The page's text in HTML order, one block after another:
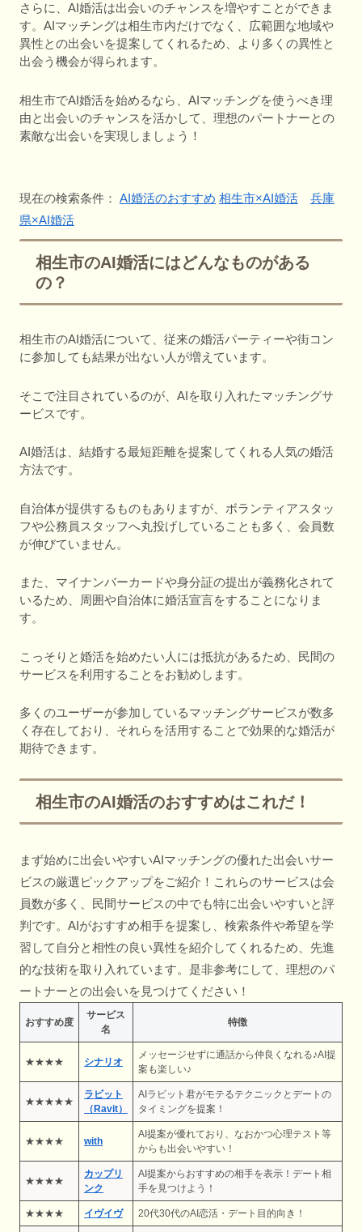
さらに、AI婚活は出会いのチャンスを増やすことができま
す。AIマッチングは相生市内だけでなく、広範囲な地域や
異性との出会いを提案してくれるため、より多くの異性と
出会う機会が得られます。
相生市でAI婚活を始めるなら、AIマッチングを使うべき理
由と出会いのチャンスを活かして、理想のパートナーとの
素敵な出会いを実現しましょう！
現在の検索条件： AI婚活のおすすめ 相生市×AI婚活
兵庫
県×AI婚活
相生市のAI婚活にはどんなものがある
の？
相生市のAI婚活について、従来の婚活パーティーや街コン
に参加しても結果が出ない人が増えています。
そこで注目されているのが、AIを取り入れたマッチングサ
ービスです。
AI婚活は、結婚する最短距離を提案してくれる人気の婚活
方法です。
自治体が提供するものもありますが、ボランティアスタッ
フや公務員スタッフへ丸投げしていることも多く、会員数
が伸びていません。
また、マイナンバーカードや身分証の提出が義務化されて
いるため、周囲や自治体に婚活宣言をすることになりま
す。
こっそりと婚活を始めたい人には抵抗があるため、民間の
サービスを利用することをお勧めします。
多くのユーザーが参加しているマッチングサービスが数多
く存在しており、それらを活用することで効果的な婚活が
期待できます。
相生市のAI婚活のおすすめはこれだ！
まず始めに出会いやすいAIマッチングの優れた出会いサー
ビスの厳選ピックアップをご紹介！これらのサービスは会
員数が多く、民間サービスの中でも特に出会いやすいと評
判です。AIがおすすめ相手を提案し、検索条件や希望を学
習して自分と相性の良い異性を紹介してくれるため、先進
的な技術を取り入れています。是非参考にして、理想のパ
ートナーとの出会いを見つけてください！
おすすめ度
サービス
名
特徴
★★★★ シナリオ
メッセージせずに通話から仲良くなれる♪AI提
案も楽しい♪
★★★★★
ラビット
（Ravit）
AIラビット君がモテるテクニックとデートの
タイミングを提案！
★★★★ with
AI提案が優れており、なおかつ心理テスト等
からも出会いやすい！
★★★★
カップリ
ンク
AI提案からおすすめの相手を表示！デート相
手を見つけよう！
★★★★ イヴイヴ 20代30代のAI恋活・デート目的向き！